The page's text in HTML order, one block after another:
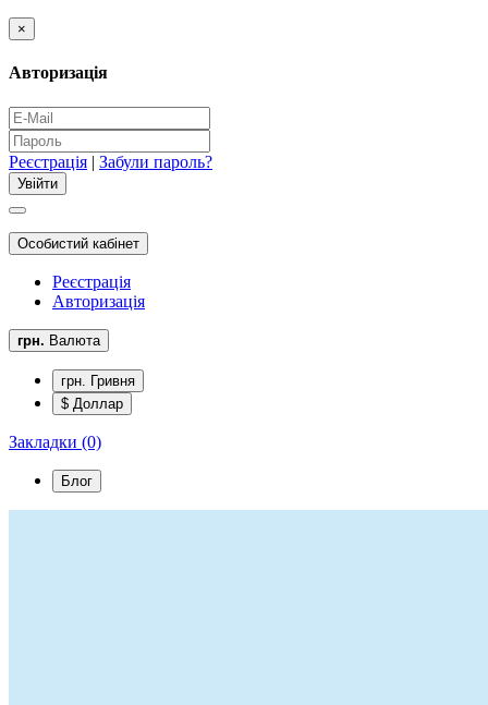
×
Авторизація
Реєстрація | Забули пароль?
Особистий кабінет
Реєстрація
Авторизація
грн. Валюта
грн. Гривня
$ Доллар
Закладки (0)
Блог